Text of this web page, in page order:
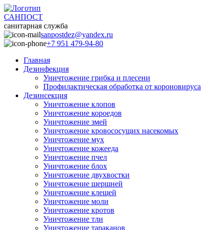
САНПОСТ
санитарная служба
sanpostdez@yandex.ru
+7 951 479-94-80
Главная
Дезинфекция
Уничтожение грибка и плесени
Профилактическая обработка от короновируса
Дезинсекция
Уничтожение клопов
Уничтожение короедов
Уничтожение змей
Уничтожение кровососущих насекомых
Уничтожение мух
Уничтожение кожееда
Уничтожение пчел
Уничтожение блох
Уничтожение двухвостки
Уничтожение шершней
Уничтожение клещей
Уничтожение моли
Уничтожение кротов
Уничтожение тли
Уничтожение тараканов